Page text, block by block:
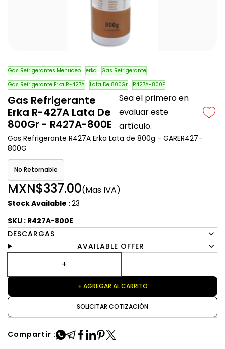
Gas Refrigerantes Menudeo erka
Gas Refrigerante
Gas Refrigerante Erka R-427A
Lata De 800Gr R427A-800E
Gas Refrigerante
Erka R-427A Lata De
800Gr - R427A-800E
Sea el primero en
evaluar este
artículo.
Gas Refrigerante R427A Erka Lata de 800g - GARER427-
800G
No Retornable
MXN$337.00(Mas IVA)
Stock Available :23
SKU : R427A-800E
DESCARGAS
AVAILABLE OFFER
+ AGREGAR AL CARRITO
SOLICITAR COTIZACIÓN
Compartir :